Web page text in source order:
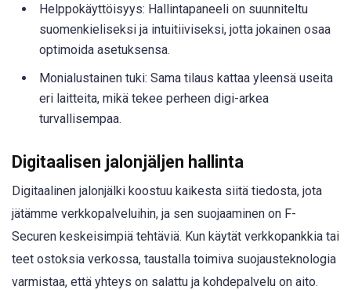
Helppokäyttöisyys: Hallintapaneeli on suunniteltu
suomenkieliseksi ja intuitiiviseksi, jotta jokainen osaa
optimoida asetuksensa.
Monialustainen tuki: Sama tilaus kattaa yleensä useita
eri laitteita, mikä tekee perheen digi-arkea
turvallisempaa.
Digitaalisen jalonjäljen hallinta
Digitaalinen jalonjälki koostuu kaikesta siitä tiedosta, jota
jätämme verkkopalveluihin, ja sen suojaaminen on F-
Securen keskeisimpiä tehtäviä. Kun käytät verkkopankkia tai
teet ostoksia verkossa, taustalla toimiva suojausteknologia
varmistaa, että yhteys on salattu ja kohdepalvelu on aito.